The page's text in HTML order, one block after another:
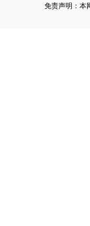
免责声明：本